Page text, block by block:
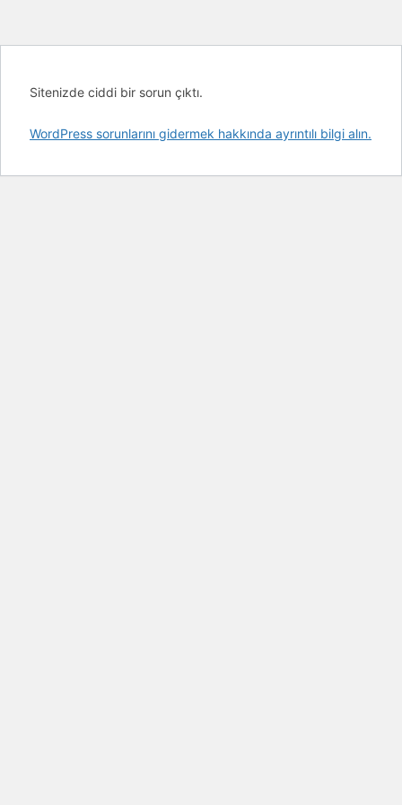
Sitenizde ciddi bir sorun çıktı.
WordPress sorunlarını gidermek hakkında ayrıntılı bilgi alın.